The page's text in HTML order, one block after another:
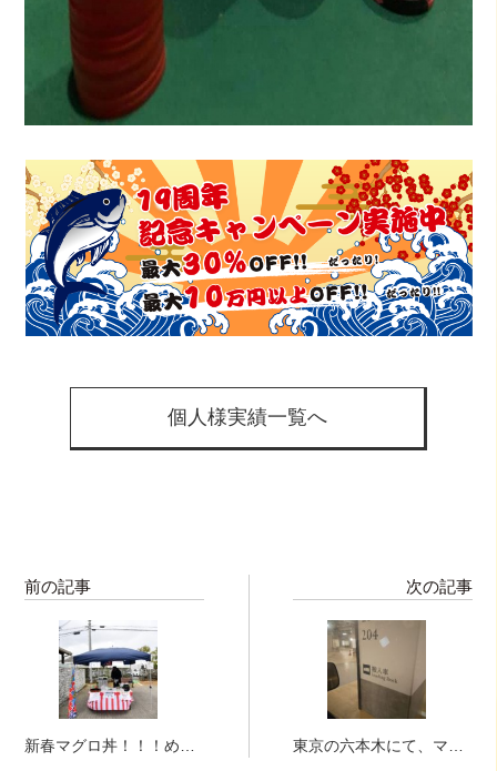
個人様実績一覧へ
前の記事
新春マグロ丼！！！めで
次の記事
東京の六本木にて、マグ